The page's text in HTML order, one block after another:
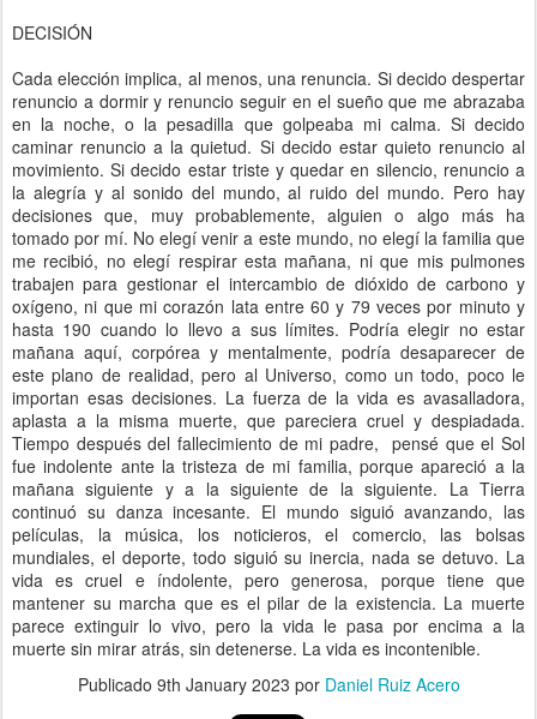
DECISIÓN
Cada elección implica, al menos, una renuncia. Si decido despertar
renuncio a dormir y renuncio seguir en el sueño que me abrazaba
en la noche, o la pesadilla que golpeaba mi calma. Si decido
caminar renuncio a la quietud. Si decido estar quieto renuncio al
movimiento. Si decido estar triste y quedar en silencio, renuncio a
la alegría y al sonido del mundo, al ruido del mundo. Pero hay
decisiones que, muy probablemente, alguien o algo más ha
tomado por mí. No elegí venir a este mundo, no elegí la familia que
me recibió, no elegí respirar esta mañana, ni que mis pulmones
trabajen para gestionar el intercambio de dióxido de carbono y
oxígeno, ni que mi corazón lata entre 60 y 79 veces por minuto y
hasta 190 cuando lo llevo a sus límites. Podría elegir no estar
mañana aquí, corpórea y mentalmente, podría desaparecer de
este plano de realidad, pero al Universo, como un todo, poco le
importan esas decisiones. La fuerza de la vida es avasalladora,
aplasta a la misma muerte, que pareciera cruel y despiadada.
Tiempo después del fallecimiento de mi padre, pensé que el Sol
fue indolente ante la tristeza de mi familia, porque apareció a la
mañana siguiente y a la siguiente de la siguiente. La Tierra
continuó su danza incesante. El mundo siguió avanzando, las
películas, la música, los noticieros, el comercio, las bolsas
mundiales, el deporte, todo siguió su inercia, nada se detuvo. La
vida es cruel e índolente, pero generosa, porque tiene que
mantener su marcha que es el pilar de la existencia. La muerte
parece extinguir lo vivo, pero la vida le pasa por encima a la
muerte sin mirar atrás, sin detenerse. La vida es incontenible.
Publicado 9th January 2023 por Daniel Ruiz Acero